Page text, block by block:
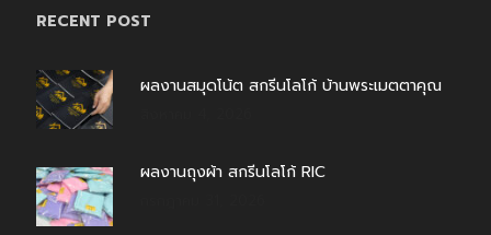
RECENT POST
ผลงานสมุดโน้ต สกรีนโลโก้ บ้านพระเมตตาคุณ
ผลงานถุงผ้า สกรีนโลโก้ RIC